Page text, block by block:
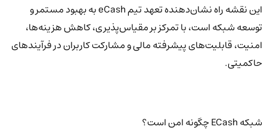
این نقشه راه نشان‌دهنده تعهد تیم eCash به بهبود مستمر و
توسعه شبکه است، با تمرکز بر مقیاس‌پذیری، کاهش هزینه‌ها،
امنیت، قابلیت‌های پیشرفته مالی و مشارکت کاربران در فرآیندهای
حاکمیتی.
شبکه ECash چگونه امن است؟